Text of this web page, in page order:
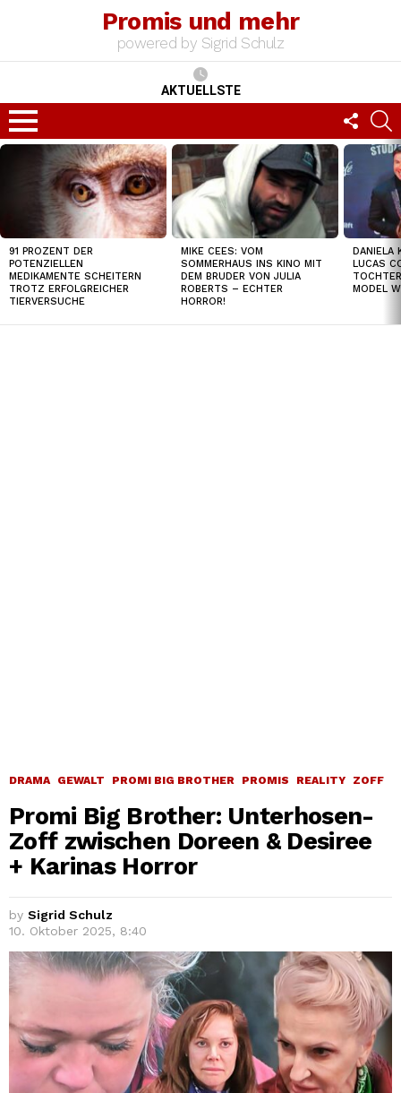
Promis und mehr
powered by Sigrid Schulz
AKTUELLSTE
Menu
US
TOP
91 PROZENT DER
POTENZIELLEN
MEDIKAMENTE SCHEITERN
TROTZ ERFOLGREICHER
TIERVERSUCHE
MIKE CEES: VOM
SOMMERHAUS INS KINO MIT
DEM BRUDER VON JULIA
ROBERTS – ECHTER
HORROR!
DANIELA
LUCAS
MODEL
DRAMA GEWALT PROMI BIG BROTHER PROMIS REALITY ZOFF
Promi Big Brother: Unterhosen-
Zoff zwischen Doreen & Desiree
+ Karinas Horror
by Sigrid Schulz
10. Oktober 2025, 8:40